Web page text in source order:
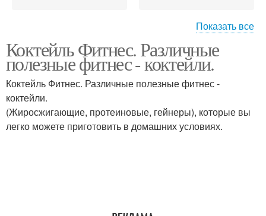
Клубнично-банановый
коктейль
Протеиновый коктейль
Коктейль с творогом Коктейль для костей
Показать все
Коктейль Фитнес. Различные
полезные фитнес - коктейли.
Коктейль Фитнес. Различные полезные фитнес -
коктейли.
(Жиросжигающие, протеиновые, гейнеры), которые вы
легко можете приготовить в домашних условиях.